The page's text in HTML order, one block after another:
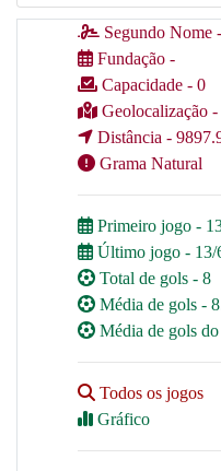
Segundo Nome -
Fundação -
Capacidade - 0
Geolocalização
Distância -
Grama Natural
Primeiro jogo -
Último jogo - 13/
Total de gols - 8
Média de gols -
Média de gols
Todos os jogos
Gráfico